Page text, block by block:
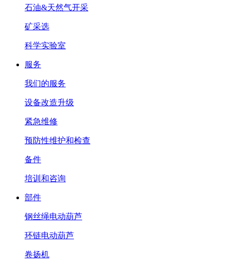
石油&天然气开采
矿采选
科学实验室
服务
我们的服务
设备改造升级
紧急维修
预防性维护和检查
备件
培训和咨询
部件
钢丝绳电动葫芦
环链电动葫芦
卷扬机